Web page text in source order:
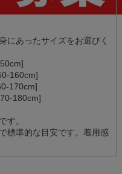
にあったサイズをお選びく
160cm]
170cm]
180cm]
す。
標準的な目安です。着用感